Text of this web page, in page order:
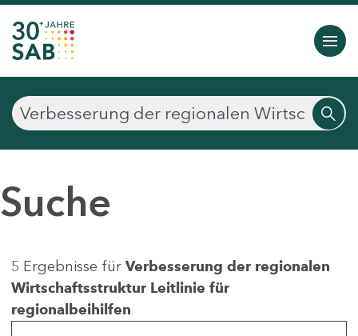
Suche
5 Ergebnisse für Verbesserung der regionalen
Wirtschaftsstruktur Leitlinie für
regionalbeihilfen